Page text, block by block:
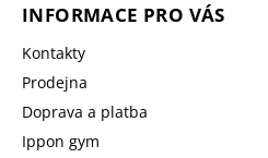
INFORMACE PRO VÁS
Kontakty
Prodejna
Doprava a platba
Ippon gym